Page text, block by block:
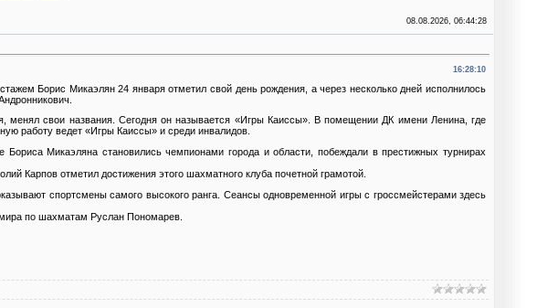
08.08.2026, 06:44:28
16:28:10
Борис Микаэлян 24 января отметил свой день рождения, а через несколько дней исполнилось
менял свои названия. Сегодня он называется «Игры Каиссы». В помещении ДК имени Ленина, где
работу ведет «Игры Каиссы» и среди инвалидов.
Микаэляна становились чемпионами города и области, побеждали в престижных турнирах
Карпов отметил достижения этого шахматного клуба почетной грамотой.
спортсмены самого высокого ранга. Сеансы одновременной игры с гроссмейстерами здесь
по шахматам Руслан Пономарев.